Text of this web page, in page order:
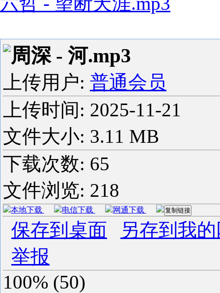
周深 - 河.mp3
上传用户: 普通会员
上传时间: 2025-11-21
文件大小: 3.11 MB
下载次数: 65
文件浏览: 218
本地下载 电信下载 网通下载 复制链接
保存到桌面
另存到我
举报
100% (50)